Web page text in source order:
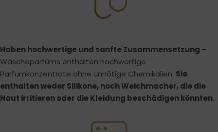
Haben hochwertige und sanfte Zusammensetzung –
Wäscheparfüms enthalten hochwertige
Parfumkonzentrate ohne unnötige Chemikalien. Sie
enthalten weder Silikone, noch Weichmacher, die die
Haut irritieren oder die Kleidung beschädigen könnten.